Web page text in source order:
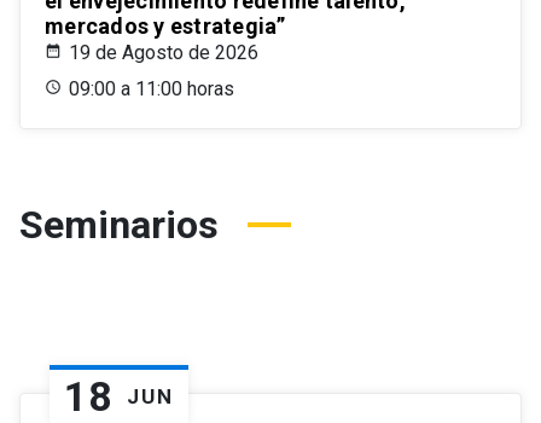
mercados y estrategia”
19 de Agosto de 2026
09:00 a 11:00 horas
Seminarios
18 JUN